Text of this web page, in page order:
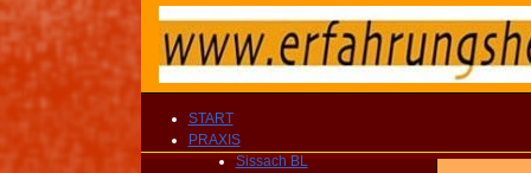
START
PRAXIS
Sissach BL